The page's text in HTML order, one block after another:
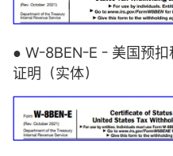
● W-8BEN-E - 美国预
证明（实体）